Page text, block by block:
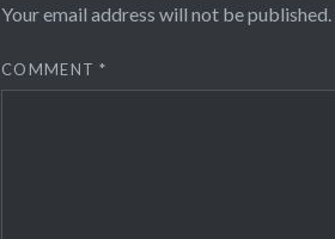
Your email address will not be published.
COMMENT*